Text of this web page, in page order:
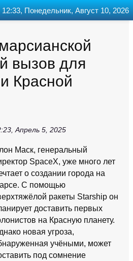
вызов для
Красной
Апрель 5, 2025
Маск, генеральный
SpaceX, уже много лет
о создании города на
С помощью
ракеты Starship он
доставить первых
на Красную планету.
новая угроза,
учёными, может
под сомнение
12:33, Понедельник, Август 10, 2026